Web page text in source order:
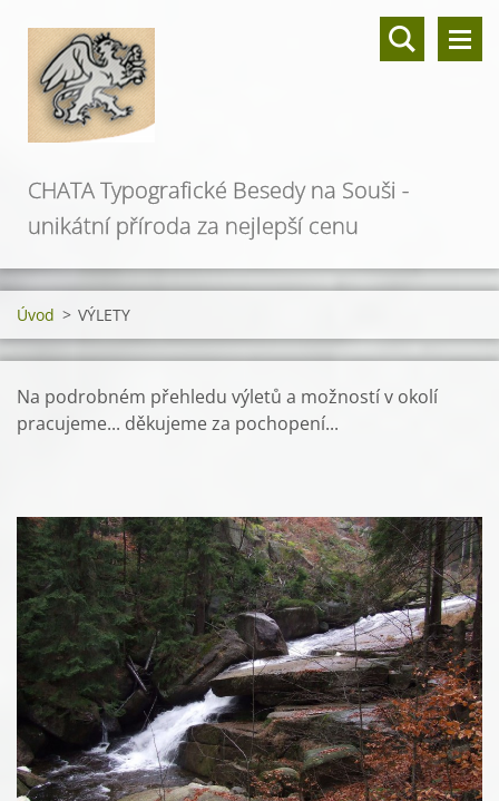
CHATA Typografické Besedy na Souši -
unikátní příroda za nejlepší cenu
Úvod > VÝLETY
Na podrobném přehledu výletů a možností v okolí
pracujeme... děkujeme za pochopení...